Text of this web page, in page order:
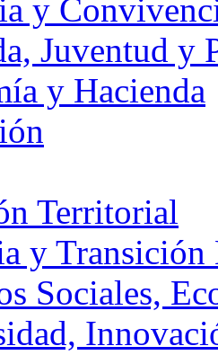
y
Juventud y
y Hacienda
Territorial
y
Sociales,